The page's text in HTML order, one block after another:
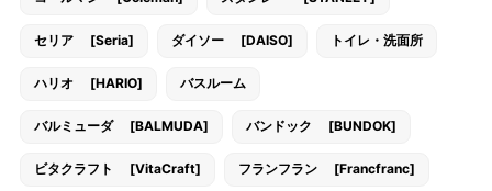
セリア [Seria] ダイソー [DAISO] トイレ・洗面所
ハリオ [HARIO] バスルーム
バルミューダ [BALMUDA] バンドック [BUNDOK]
ビタクラフト [VitaCraft] フランフラン [Francfranc]